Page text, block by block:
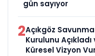
gün sayıyor
2Açıkgöz
Kurulunu
Küresel Vizyon